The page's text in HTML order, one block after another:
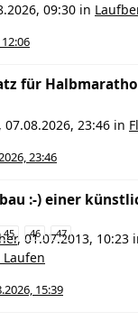
09:30 in
für
, 07.08.2026, 23:46 in
23:46
:-) einer
45 46 47
, 01.07.2013, 10:23
15:39